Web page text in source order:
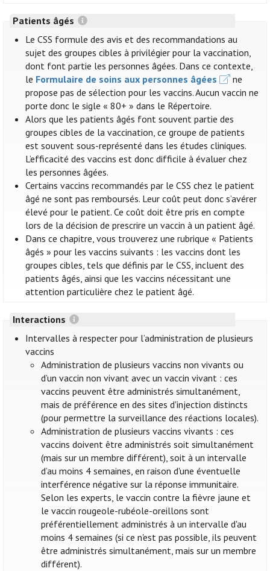
Patients âgés
Le CSS formule des avis et des recommandations au
sujet des groupes cibles à privilégier pour la vaccination,
dont font partie les personnes âgées. Dans ce contexte,
le Formulaire de soins aux personnes âgées
ne
propose pas de sélection pour les vaccins. Aucun vaccin ne
porte donc le sigle « 80+ » dans le Répertoire.
Alors que les patients âgés font souvent partie des
groupes cibles de la vaccination, ce groupe de patients
est souvent sous-représenté dans les études cliniques.
L’efficacité des vaccins est donc difficile à évaluer chez
les personnes âgées.
Certains vaccins recommandés par le CSS chez le patient
âgé ne sont pas remboursés. Leur coût peut donc s’avérer
élevé pour le patient. Ce coût doit être pris en compte
lors de la décision de prescrire un vaccin à un patient âgé.
Dans ce chapitre, vous trouverez une rubrique « Patients
âgés » pour les vaccins suivants : les vaccins dont les
groupes cibles, tels que définis par le CSS, incluent des
patients âgés, ainsi que les vaccins nécessitant une
attention particulière chez le patient âgé.
Interactions
Intervalles à respecter pour l’administration de plusieurs
vaccins
Administration de plusieurs vaccins non vivants ou
d’un vaccin non vivant avec un vaccin vivant : ces
vaccins peuvent être administrés simultanément,
mais de préférence en des sites d'injection distincts
(pour permettre la surveillance des réactions locales).
Administration de plusieurs vaccins vivants : ces
vaccins doivent être administrés soit simultanément
(mais sur un membre différent), soit à un intervalle
d’au moins 4 semaines, en raison d'une éventuelle
interférence négative sur la réponse immunitaire.
Selon les experts, le vaccin contre la fièvre jaune et
le vaccin rougeole-rubéole-oreillons sont
préférentiellement administrés à un intervalle d'au
moins 4 semaines (si ce n'est pas possible, ils peuvent
être administrés simultanément, mais sur un membre
différent).